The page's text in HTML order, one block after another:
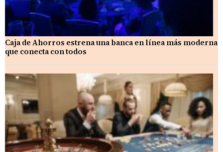
Caja de Ahorros estrena una banca en línea más moderna
que conecta con todos